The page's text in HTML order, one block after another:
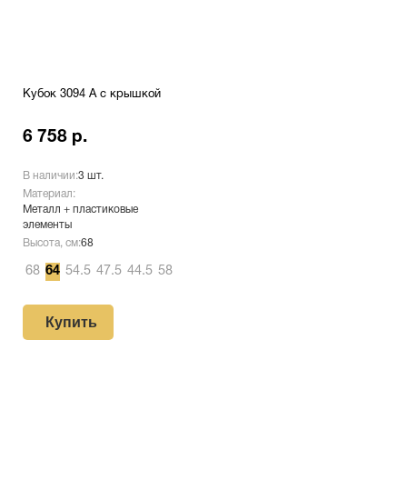
Кубок 3094 A с крышкой
6 758 р.
В наличии:3 шт.
Материал:
Металл + пластиковые
элементы
Высота, см:68
68 64 54.5 47.5 44.5 58
Купить